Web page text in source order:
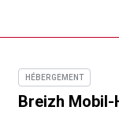
HÉBERGEMENT
Breizh